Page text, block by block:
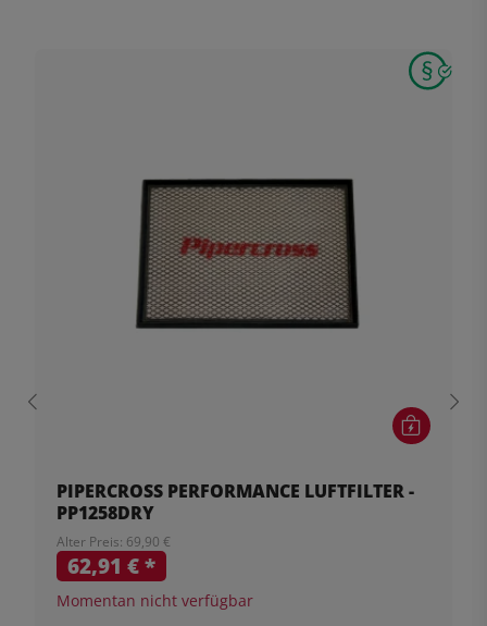
PIPERCROSS PERFORMANCE LUFTFILTER -
PP1258DRY
Alter Preis: 69,90 €
62,91 €*
Momentan nicht verfügbar